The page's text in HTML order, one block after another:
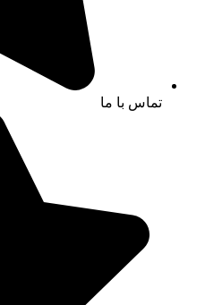
تماس با ما